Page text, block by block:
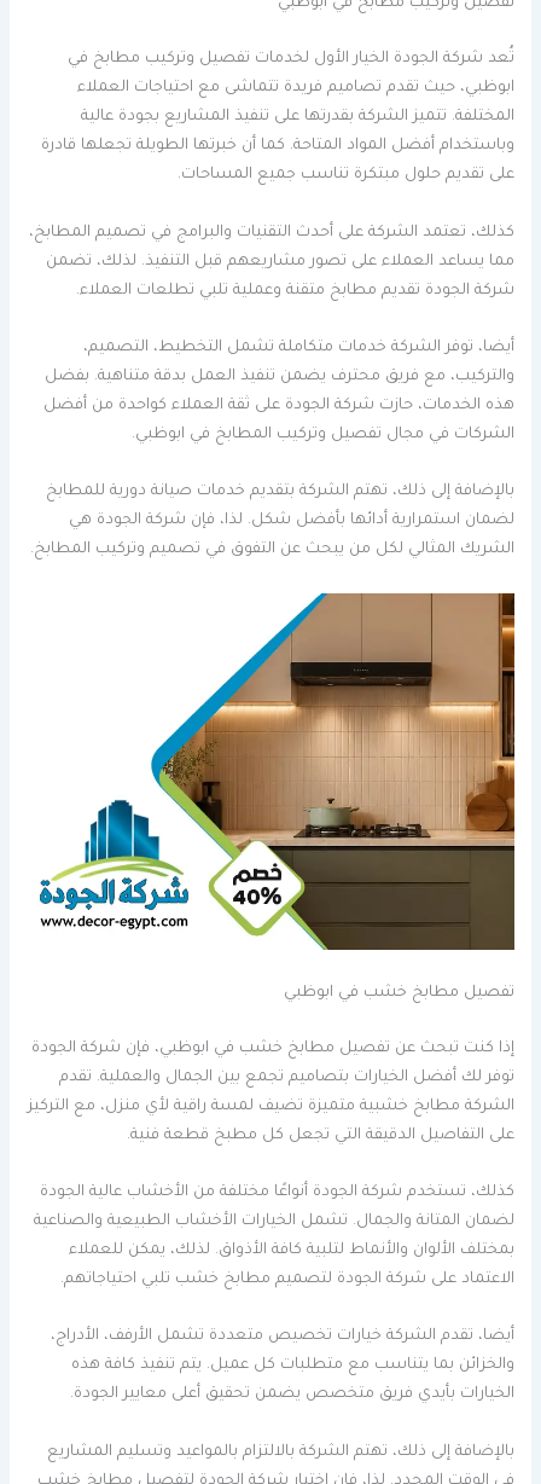
تفصيل وتركيب مطابخ في ابوظبي
تُعد شركة الجودة الخيار الأول لخدمات تفصيل وتركيب مطابخ في
ابوظبي، حيث تقدم تصاميم فريدة تتماشى مع احتياجات العملاء
المختلفة. تتميز الشركة بقدرتها على تنفيذ المشاريع بجودة عالية
وباستخدام أفضل المواد المتاحة. كما أن خبرتها الطويلة تجعلها قادرة
على تقديم حلول مبتكرة تناسب جميع المساحات.
كذلك، تعتمد الشركة على أحدث التقنيات والبرامج في تصميم المطابخ،
مما يساعد العملاء على تصور مشاريعهم قبل التنفيذ. لذلك، تضمن
شركة الجودة تقديم مطابخ متقنة وعملية تلبي تطلعات العملاء.
أيضا، توفر الشركة خدمات متكاملة تشمل التخطيط، التصميم،
والتركيب، مع فريق محترف يضمن تنفيذ العمل بدقة متناهية. بفضل
هذه الخدمات، حازت شركة الجودة على ثقة العملاء كواحدة من أفضل
الشركات في مجال تفصيل وتركيب المطابخ في ابوظبي.
بالإضافة إلى ذلك، تهتم الشركة بتقديم خدمات صيانة دورية للمطابخ
لضمان استمرارية أدائها بأفضل شكل. لذا، فإن شركة الجودة هي
الشريك المثالي لكل من يبحث عن التفوق في تصميم وتركيب المطابخ.
تفصيل مطابخ خشب في ابوظبي
إذا كنت تبحث عن تفصيل مطابخ خشب في ابوظبي، فإن شركة الجودة
توفر لك أفضل الخيارات بتصاميم تجمع بين الجمال والعملية. تقدم
الشركة مطابخ خشبية متميزة تضيف لمسة راقية لأي منزل، مع التركيز
على التفاصيل الدقيقة التي تجعل كل مطبخ قطعة فنية.
كذلك، تستخدم شركة الجودة أنواعًا مختلفة من الأخشاب عالية الجودة
لضمان المتانة والجمال. تشمل الخيارات الأخشاب الطبيعية والصناعية
بمختلف الألوان والأنماط لتلبية كافة الأذواق. لذلك، يمكن للعملاء
الاعتماد على شركة الجودة لتصميم مطابخ خشب تلبي احتياجاتهم.
أيضا، تقدم الشركة خيارات تخصيص متعددة تشمل الأرفف، الأدراج،
والخزائن بما يتناسب مع متطلبات كل عميل. يتم تنفيذ كافة هذه
الخيارات بأيدي فريق متخصص يضمن تحقيق أعلى معايير الجودة.
بالإضافة إلى ذلك، تهتم الشركة بالالتزام بالمواعيد وتسليم المشاريع